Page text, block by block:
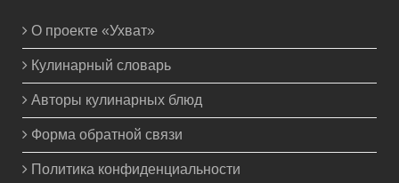
О проекте «Ухват»
Кулинарный словарь
Авторы кулинарных блюд
Форма обратной связи
Политика конфиденциальности